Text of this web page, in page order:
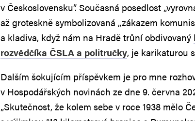
v Československu”. Současná posedlost
až groteskně symbolizovaná „zákazem
a kladiva, když nám na Hradě trůní obdivovaný
rozvědčíka ČSLA a politručky, je karikaturou
Dalším šokujícím příspěvkem je pro mne
v Hospodářských novinách ze dne 9. června
„Skutečnost, že kolem sebe v roce 1938 mělo